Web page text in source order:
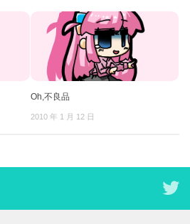
Oh,不良品
2010 年 1 月 12 日